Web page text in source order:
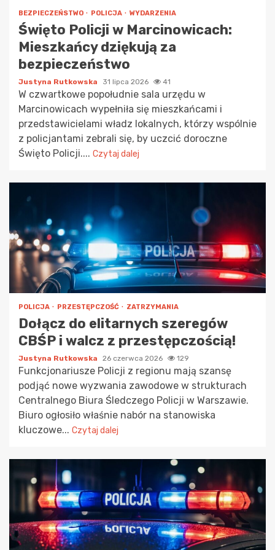
BEZPIECZEŃSTWO POLICJA WYDARZENIA
Święto Policji w Marcinowicach:
Mieszkańcy dziękują za
bezpieczeństwo
Justyna Rutkowska 31 lipca 2026 41
W czwartkowe popołudnie sala urzędu w
Marcinowicach wypełniła się mieszkańcami i
przedstawicielami władz lokalnych, którzy wspólnie
z policjantami zebrali się, by uczcić doroczne
Święto Policji.... Czytaj dalej
POLICJA PRZESTĘPCZOŚĆ ZATRZYMANIA
Dołącz do elitarnych szeregów
CBŚP i walcz z przestępczością!
Justyna Rutkowska 26 czerwca 2026 129
Funkcjonariusze Policji z regionu mają szansę
podjąć nowe wyzwania zawodowe w strukturach
Centralnego Biura Śledczego Policji w Warszawie.
Biuro ogłosiło właśnie nabór na stanowiska
kluczowe... Czytaj dalej